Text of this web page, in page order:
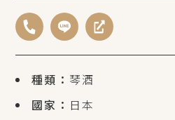
種類： 琴酒
國家： 日本